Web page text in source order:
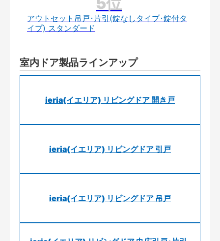
アウトセット吊戸･片引(錠なしタイプ･錠付タ
イプ) スタンダード
室内ドア製品ラインアップ
ieria(イエリア) リビングドア 開き戸
ieria(イエリア) リビングドア 引戸
ieria(イエリア) リビングドア 吊戸